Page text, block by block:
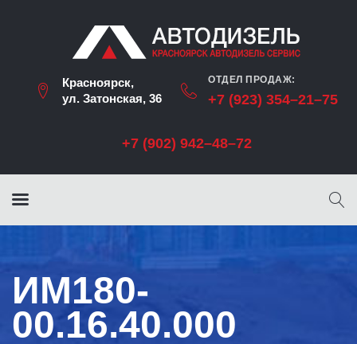
Красноярск,
ул. Затонская, 36
ОТДЕЛ ПРОДАЖ:
+7 (923) 354–21–75
+7 (902) 942–48–72
ИМ180-
00.16.40.000